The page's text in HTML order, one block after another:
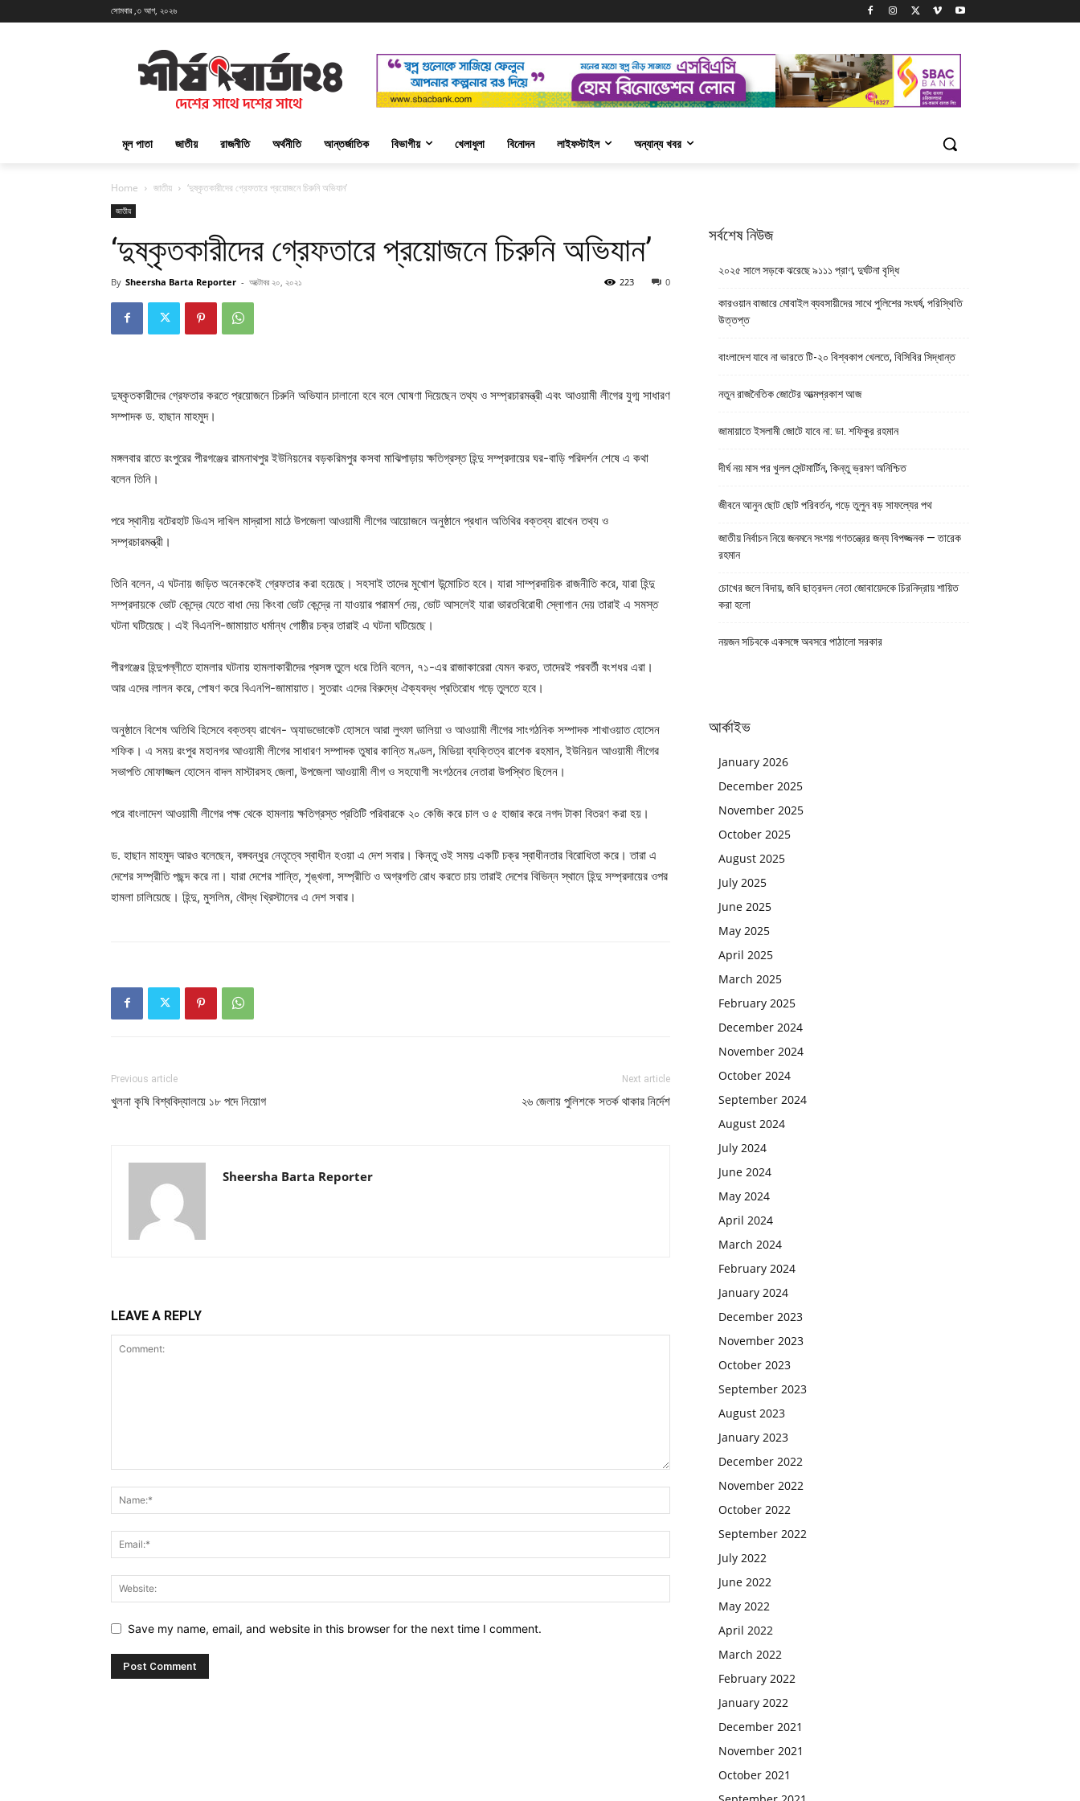
সোমবার ,৩ আগ, ২০২৬
মূল পাতা জাতীয় রাজনীতি অর্থনীতি আন্তর্জাতিক বিভাগীয় খেলাধুলা বিনোদন লাইফস্টাইল অন্যান্য খবর
Home জাতীয় ‘দুষ্কৃতকারীদের গ্রেফতারে প্রয়োজনে চিরুনি অভিযান’
জাতীয়
‘দুষ্কৃতকারীদের গ্রেফতারে প্রয়োজনে চিরুনি অভিযান’
By Sheersha Barta Reporter - অক্টোবর ২০, ২০২১ 0
223
দুষ্কৃতকারীদের গ্রেফতার করতে প্রয়োজনে চিরুনি অভিযান চালানো হবে বলে ঘোষণা দিয়েছেন তথ্য ও সম্প্রচারমন্ত্রী এবং আওয়ামী লীগের যুগ্ম সাধারণ
সম্পাদক ড. হাছান মাহমুদ।
মঙ্গলবার রাতে রংপুরের পীরগঞ্জের রামনাথপুর ইউনিয়নের বড়করিমপুর কসবা মাঝিপাড়ায় ক্ষতিগ্রস্ত হিন্দু সম্প্রদায়ের ঘর-বাড়ি পরিদর্শন শেষে এ কথা
বলেন তিনি।
পরে স্থানীয় বটেরহাট ডিএস দাখিল মাদ্রাসা মাঠে উপজেলা আওয়ামী লীগের আয়োজনে অনুষ্ঠানে প্রধান অতিথির বক্তব্য রাখেন তথ্য ও
সম্প্রচারমন্ত্রী।
তিনি বলেন, এ ঘটনায় জড়িত অনেককেই গ্রেফতার করা হয়েছে। সহসাই তাদের মুখোশ উন্মোচিত হবে। যারা সাম্প্রদায়িক রাজনীতি করে, যারা হিন্দু
সম্প্রদায়কে ভোট কেন্দ্রে যেতে বাধা দেয় কিংবা ভোট কেন্দ্রে না যাওয়ার পরামর্শ দেয়, ভোট আসলেই যারা ভারতবিরোধী স্লোগান দেয় তারাই এ সমস্ত
ঘটনা ঘটিয়েছে। এই বিএনপি-জামায়াত ধর্মান্ধ গোষ্ঠীর চক্র তারাই এ ঘটনা ঘটিয়েছে।
পীরগঞ্জের হিন্দুপল্লীতে হামলার ঘটনায় হামলাকারীদের প্রসঙ্গ তুলে ধরে তিনি বলেন, ৭১-এর রাজাকারেরা যেমন করত, তাদেরই পরবর্তী বংশধর এরা।
আর এদের লালন করে, পোষণ করে বিএনপি-জামায়াত। সুতরাং এদের বিরুদ্ধে ঐক্যবদ্ধ প্রতিরোধ গড়ে তুলতে হবে।
অনুষ্ঠানে বিশেষ অতিথি হিসেবে বক্তব্য রাখেন- অ্যাডভোকেট হোসনে আরা লুৎফা ডালিয়া ও আওয়ামী লীগের সাংগঠনিক সম্পাদক শাখাওয়াত হোসেন
শফিক। এ সময় রংপুর মহানগর আওয়ামী লীগের সাধারণ সম্পাদক তুষার কান্তি মণ্ডল, মিডিয়া ব্যক্তিত্ব রাশেক রহমান, ইউনিয়ন আওয়ামী লীগের
সভাপতি মোফাজ্জল হোসেন বাদল মাস্টারসহ জেলা, উপজেলা আওয়ামী লীগ ও সহযোগী সংগঠনের নেতারা উপস্থিত ছিলেন।
পরে বাংলাদেশ আওয়ামী লীগের পক্ষ থেকে হামলায় ক্ষতিগ্রস্ত প্রতিটি পরিবারকে ২০ কেজি করে চাল ও ৫ হাজার করে নগদ টাকা বিতরণ করা হয়।
ড. হাছান মাহমুদ আরও বলেছেন, বঙ্গবন্ধুর নেতৃত্বে স্বাধীন হওয়া এ দেশ সবার। কিন্তু ওই সময় একটি চক্র স্বাধীনতার বিরোধিতা করে। তারা এ
দেশের সম্প্রীতি পছন্দ করে না। যারা দেশের শান্তি, শৃঙ্খলা, সম্প্রীতি ও অগ্রগতি রোধ করতে চায় তারাই দেশের বিভিন্ন স্থানে হিন্দু সম্প্রদায়ের ওপর
হামলা চালিয়েছে। হিন্দু, মুসলিম, বৌদ্ধ খ্রিস্টানের এ দেশ সবার।
Previous article
খুলনা কৃষি বিশ্ববিদ্যালয়ে ১৮ পদে নিয়োগ
Next article
২৬ জেলায় পুলিশকে সতর্ক থাকার নির্দেশ
Sheersha Barta Reporter
LEAVE A REPLY
Save my name, email, and website in this browser for the next time I comment.
সর্বশেষ নিউজ
২০২৫ সালে সড়কে ঝরেছে ৯১১১ প্রাণ, দুর্ঘটনা বৃদ্ধি
কারওয়ান বাজারে মোবাইল ব্যবসায়ীদের সাথে পুলিশের সংঘর্ষ, পরিস্থিতি
উত্তপ্ত
বাংলাদেশ যাবে না ভারতে টি-২০ বিশ্বকাপ খেলতে, বিসিবির সিদ্ধান্ত
নতুন রাজনৈতিক জোটের আত্মপ্রকাশ আজ
জামায়াতে ইসলামী জোটে যাবে না: ডা. শফিকুর রহমান
দীর্ঘ নয় মাস পর খুলল সেন্টমার্টিন, কিন্তু ভ্রমণ অনিশ্চিত
জীবনে আনুন ছোট ছোট পরিবর্তন, গড়ে তুলুন বড় সাফল্যের পথ
জাতীয় নির্বাচন নিয়ে জনমনে সংশয় গণতন্ত্রের জন্য বিপজ্জনক — তারেক
রহমান
চোখের জলে বিদায়, জবি ছাত্রদল নেতা জোবায়েদকে চিরনিদ্রায় শায়িত
করা হলো
নয়জন সচিবকে একসঙ্গে অবসরে পাঠালো সরকার
আর্কাইভ
January 2026
December 2025
November 2025
October 2025
August 2025
July 2025
June 2025
May 2025
April 2025
March 2025
February 2025
December 2024
November 2024
October 2024
September 2024
August 2024
July 2024
June 2024
May 2024
April 2024
March 2024
February 2024
January 2024
December 2023
November 2023
October 2023
September 2023
August 2023
January 2023
December 2022
November 2022
October 2022
September 2022
July 2022
June 2022
May 2022
April 2022
March 2022
February 2022
January 2022
December 2021
November 2021
October 2021